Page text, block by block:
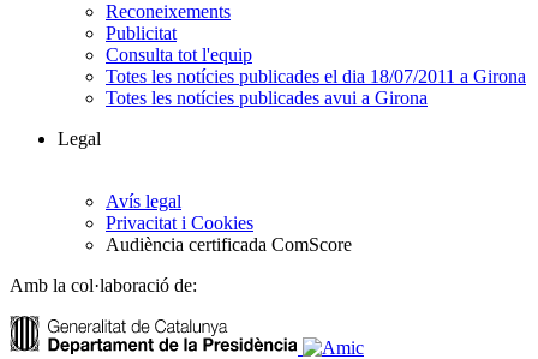
Reconeixements
Publicitat
Consulta tot l'equip
Totes les notícies publicades el dia 18/07/2011 a Girona
Totes les notícies publicades avui a Girona
Legal
Avís legal
Privacitat i Cookies
Audiència certificada ComScore
Amb la col·laboració de: